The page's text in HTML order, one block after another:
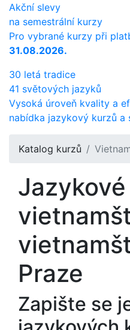
Akční slevy
na semestrální kurzy
Pro vybrané kurzy při
31.08.2026.
30 letá tradice
41 světových jazyků
Vysoká úroveň kvality a
nabídka jazykový kurzů a
Katalog kurzů
Praze
Zapište se